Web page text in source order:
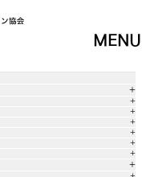
MENU